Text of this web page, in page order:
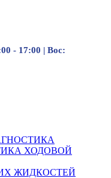
- 17:00 | Вос:
ХОДОВОЙ
ЖИДКОСТЕЙ